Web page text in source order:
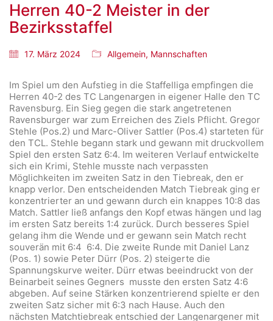
Herren 40-2 Meister in der
Bezirksstaffel
17. März 2024 Allgemein, Mannschaften
Im Spiel um den Aufstieg in die Staffelliga empfingen die
Herren 40-2 des TC Langenargen in eigener Halle den TC
Ravensburg. Ein Sieg gegen die stark angetretenen
Ravensburger war zum Erreichen des Ziels Pflicht. Gregor
Stehle (Pos.2) und Marc-Oliver Sattler (Pos.4) starteten für
den TCL. Stehle begann stark und gewann mit druckvollem
Spiel den ersten Satz 6:4. Im weiteren Verlauf entwickelte
sich ein Krimi, Stehle musste nach verpassten
Möglichkeiten im zweiten Satz in den Tiebreak, den er
knapp verlor. Den entscheidenden Match Tiebreak ging er
konzentrierter an und gewann durch ein knappes 10:8 das
Match. Sattler ließ anfangs den Kopf etwas hängen und lag
im ersten Satz bereits 1:4 zurück. Durch besseres Spiel
gelang ihm die Wende und er gewann sein Match recht
souverän mit 6:4 6:4. Die zweite Runde mit Daniel Lanz
(Pos. 1) sowie Peter Dürr (Pos. 2) steigerte die
Spannungskurve weiter. Dürr etwas beeindruckt von der
Beinarbeit seines Gegners musste den ersten Satz 4:6
abgeben. Auf seine Stärken konzentrierend spielte er den
zweiten Satz sicher mit 6:3 nach Hause. Auch den
nächsten Matchtiebreak entschied der Langenargener mit